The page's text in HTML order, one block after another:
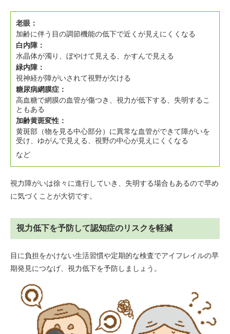
老眼：
加齢に伴う目の調節機能の低下で近くが見えにくくなる
白内障：
水晶体が濁り、ぼやけて見える、かすんで見える
緑内障：
視神経が障がいされて視野が欠ける
糖尿病網膜症：
高血糖で網膜の血管が傷つき、視力が低下する、失明するこ
ともある
加齢黄斑変性：
黄斑部（物を見る中心部分）に異常な血管ができて障がいを
受け、ゆがんで見える、視野の中心が見えにくくなる
など
視力障がいは徐々に進行していき、失明する場合もあるので早め
に気づくことが大切です。
視力低下を予防して認知症のリスクを軽減
目に負担をかけない生活習慣や定期的な検査でアイフレイルの早
期発見につなげ、視力低下を予防しましょう。